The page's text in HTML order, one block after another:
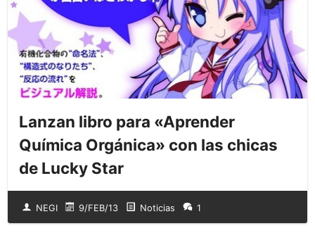
Lanzan libro para «Aprender
Química Orgánica» con las chicas
de Lucky Star
NEGI 9/FEB/13 Noticias 1